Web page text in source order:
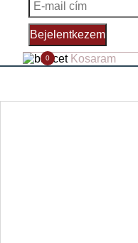
Bejelentkezem
Kosaram
0